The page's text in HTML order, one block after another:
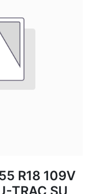
R18 109V
TRAC SU